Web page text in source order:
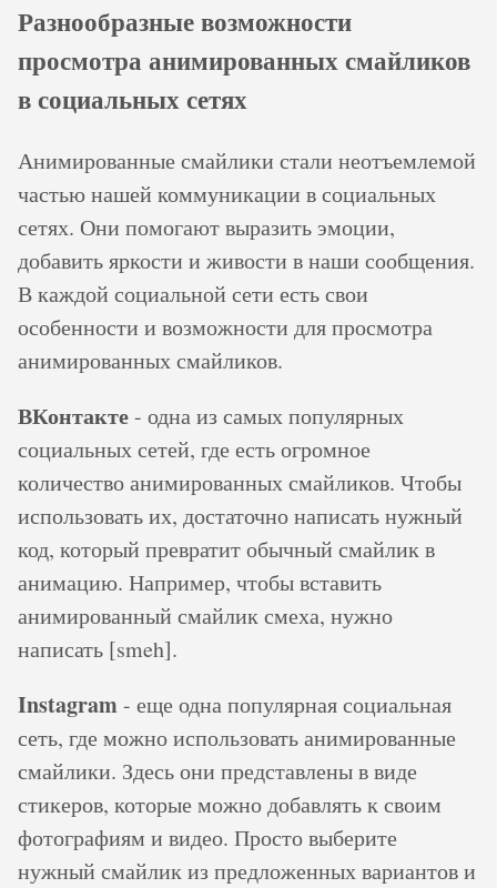
Разнообразные возможности
просмотра анимированных смайликов
в социальных сетях
Анимированные смайлики стали неотъемлемой
частью нашей коммуникации в социальных
сетях. Они помогают выразить эмоции,
добавить яркости и живости в наши сообщения.
В каждой социальной сети есть свои
особенности и возможности для просмотра
анимированных смайликов.
ВКонтакте- одна из самых популярных
социальных сетей, где есть огромное
количество анимированных смайликов. Чтобы
использовать их, достаточно написать нужный
код, который превратит обычный смайлик в
анимацию. Например, чтобы вставить
анимированный смайлик смеха, нужно
написать [smeh].
Instagram- еще одна популярная социальная
сеть, где можно использовать анимированные
смайлики. Здесь они представлены в виде
стикеров, которые можно добавлять к своим
фотографиям и видео. Просто выберите
нужный смайлик из предложенных вариантов и